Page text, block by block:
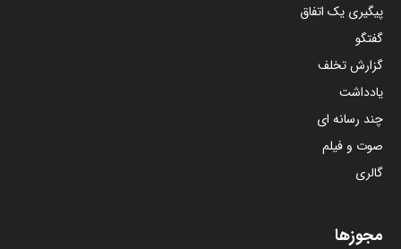
پیگیری یک اتفاق
گفتگو
گزارش تخلف
یادداشت
چند رسانه ای
صوت و فیلم
گالری
مجوزها